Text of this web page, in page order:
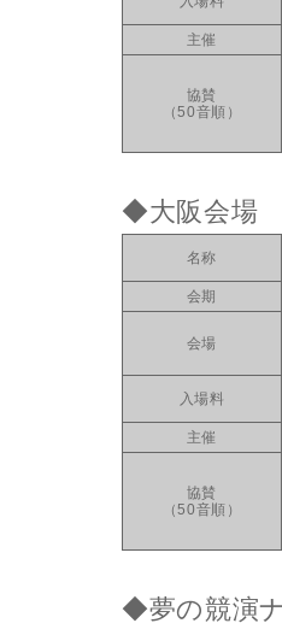
主催
協賛
（50音順）
◆大阪会場
名称
会期
会場
入場料
主催
協賛
（50音順）
◆夢の競演